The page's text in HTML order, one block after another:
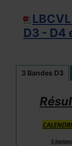
D3 - D4
3 Bandes D3